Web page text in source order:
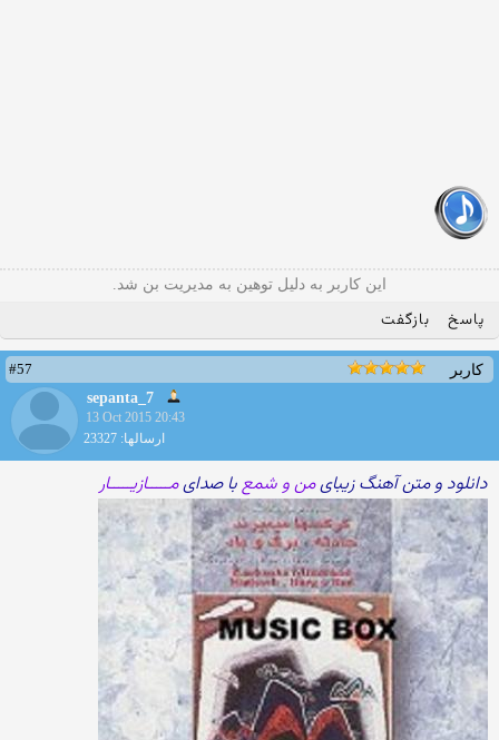
این کاربر به دلیل توهین به مدیریت بن شد.
پاسخ بازگفت
کاربر
#57
sepanta_7
13 Oct 2015 20:43
ارسالها: 23327
دانلود و متن آهنگ زیبایمن و شمعبا صدایمـــــازیـــــار